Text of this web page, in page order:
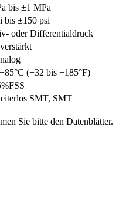
bis ±1 MPa
bis ±150 psi
oder Differentialdruck
(+32 bis +185°F)
SMT, SMT
Sie bitte den Datenblätter.